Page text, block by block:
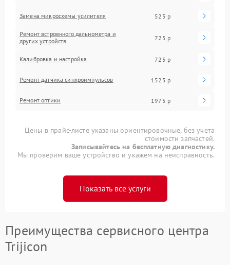
Замена микросхемы усилителя 525 р
Ремонт встроенного дальнометра и
других устройств
725 р
Калибровка и настройка 725 р
Ремонт датчика синхроимпульсов 1525 р
Ремонт оптики 1975 р
Цены в прайс-листе указаны ориентировочные, без учета
стоимости запчастей.
Записывайтесь на бесплатную диагностику.
Мы проверим ваше устройство и укажем на неисправность.
Показать все услуги
Преимущества сервисного центра
Trijicon